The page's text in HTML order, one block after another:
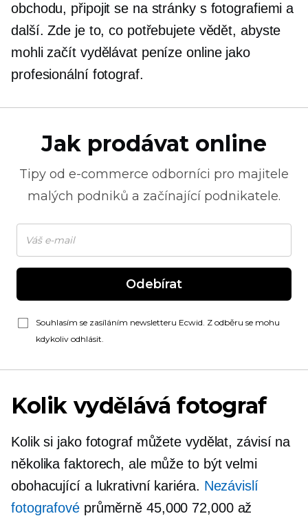
obchodu, připojit se na stránky s fotografiemi a
další. Zde je to, co potřebujete vědět, abyste
mohli začít vydělávat peníze online jako
profesionální fotograf.
Jak prodávat online
Tipy od e-commerce odborníci pro majitele
malých podniků a začínající podnikatele.
Odebírat
Souhlasím se zasíláním newsletteru Ecwid. Z odběru se mohu
kdykoliv odhlásit.
Kolik vydělává fotograf
Kolik si jako fotograf můžete vydělat, závisí na
několika faktorech, ale může to být velmi
obohacující a lukrativní kariéra. Nezávislí
fotografovéprůměrně 45,000 72,000 až